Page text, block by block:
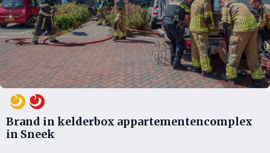
Brand in kelderbox appartementencomplex
in Sneek